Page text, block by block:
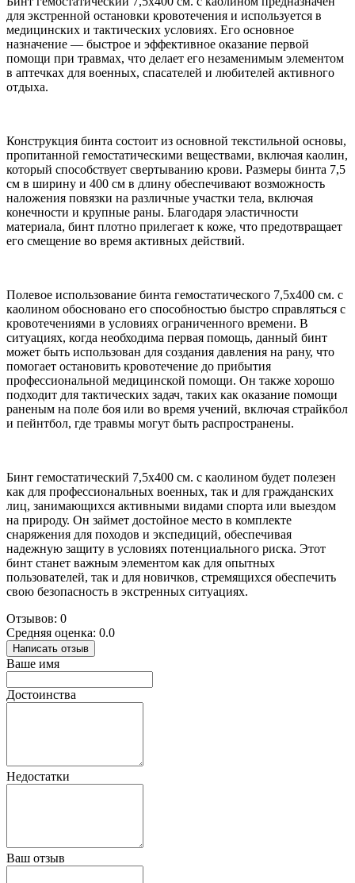
для экстренной остановки кровотечения и используется в
медицинских и тактических условиях. Его основное
назначение — быстрое и эффективное оказание первой
помощи при травмах, что делает его незаменимым элементом
в аптечках для военных, спасателей и любителей активного
отдыха.
Конструкция бинта состоит из основной текстильной основы,
пропитанной гемостатическими веществами, включая каолин,
который способствует свертыванию крови. Размеры бинта 7,5
см в ширину и 400 см в длину обеспечивают возможность
наложения повязки на различные участки тела, включая
конечности и крупные раны. Благодаря эластичности
материала, бинт плотно прилегает к коже, что предотвращает
его смещение во время активных действий.
Полевое использование бинта гемостатического 7,5х400 см. с
каолином обосновано его способностью быстро справляться с
кровотечениями в условиях ограниченного времени. В
ситуациях, когда необходима первая помощь, данный бинт
может быть использован для создания давления на рану, что
помогает остановить кровотечение до прибытия
профессиональной медицинской помощи. Он также хорошо
подходит для тактических задач, таких как оказание помощи
раненым на поле боя или во время учений, включая страйкбол
и пейнтбол, где травмы могут быть распространены.
Бинт гемостатический 7,5х400 см. с каолином будет полезен
как для профессиональных военных, так и для гражданских
лиц, занимающихся активными видами спорта или выездом
на природу. Он займет достойное место в комплекте
снаряжения для походов и экспедиций, обеспечивая
надежную защиту в условиях потенциального риска. Этот
бинт станет важным элементом как для опытных
пользователей, так и для новичков, стремящихся обеспечить
свою безопасность в экстренных ситуациях.
Отзывов: 0
Средняя оценка: 0.0
Написать отзыв
Ваше имя
Достоинства
Недостатки
Ваш отзыв